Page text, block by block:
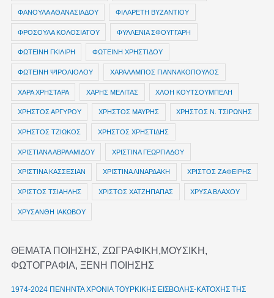
ΦΑΝΟΥΛΑ ΑΘΑΝΑΣΙΑΔΟΥ ΦΙΛΑΡΕΤΗ ΒΥΖΑΝΤΙΟΥ
ΦΡΟΣΟΥΛΑ ΚΟΛΟΣΙΑΤΟΥ ΦΥΛΛΕΝΙΑ ΣΦΟΥΓΓΑΡΗ
ΦΩΤΕΙΝΗ ΓΚΙΛΙΡΗ ΦΩΤΕΙΝΗ ΧΡΗΣΤΙΔΟΥ
ΦΩΤΕΙΝΗ ΨΙΡΟΛΙΟΛΟΥ ΧΑΡΑΛΑΜΠΟΣ ΓΙΑΝΝΑΚΟΠΟΥΛΟΣ
ΧΑΡΑ ΧΡΗΣΤΑΡΑ ΧΑΡΗΣ ΜΕΛΙΤΑΣ ΧΛΟΗ ΚΟΥΤΣΟΥΜΠΕΛΗ
ΧΡΗΣΤΟΣ ΑΡΓΥΡΟΥ ΧΡΗΣΤΟΣ ΜΑΥΡΗΣ ΧΡΗΣΤΟΣ Ν. ΤΣΙΡΩΝΗΣ
ΧΡΗΣΤΟΣ ΤΖΙΩΚΟΣ ΧΡΗΣΤΟΣ ΧΡΗΣΤΙΔΗΣ
ΧΡΙΣΤΙΑΝΑ ΑΒΡΑΑΜΙΔΟΥ ΧΡΙΣΤΙΝΑ ΓΕΩΡΓΙΑΔΟΥ
ΧΡΙΣΤΙΝΑ ΚΑΣΣΕΣΙΑΝ ΧΡΙΣΤΙΝΑ ΛΙΝΑΡΔΑΚΗ ΧΡΙΣΤΟΣ ΖΑΦΕΙΡΗΣ
ΧΡΙΣΤΟΣ ΤΣΙΑΗΛΗΣ ΧΡΙΣΤΟΣ ΧΑΤΖΗΠΑΠΑΣ ΧΡΥΣΑ ΒΛΑΧΟΥ
ΧΡΥΣΑΝΘΗ ΙΑΚΩΒΟΥ
ΘΕΜΑΤΑ ΠΟΙΗΣΗΣ, ΖΩΓΡΑΦΙΚΗ,ΜΟΥΣΙΚΗ,
ΦΩΤΟΓΡΑΦΙΑ, ΞΕΝΗ ΠΟΙΗΣΗΣ
1974-2024 ΠΕΝΗΝΤΑ ΧΡΟΝΙΑ ΤΟΥΡΚΙΚΗΣ ΕΙΣΒΟΛΗΣ-ΚΑΤΟΧΗΣ ΤΗΣ